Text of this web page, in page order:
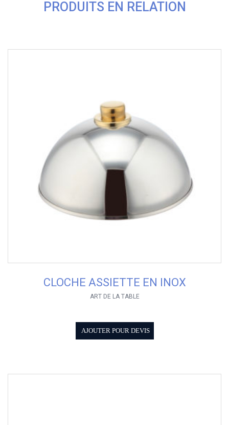
PRODUITS EN RELATION
CLOCHE ASSIETTE EN INOX
ART DE LA TABLE
AJOUTER POUR DEVIS